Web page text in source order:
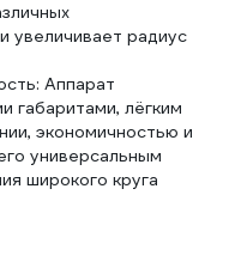
увеличивает радиус
Аппарат
габаритами, лёгким
экономичностью и
универсальным
широкого круга